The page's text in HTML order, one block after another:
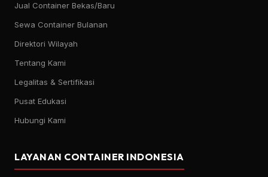
Jual Container Bekas/Baru
Sewa Container Bulanan
Direktori Wilayah
Tentang Kami
Legalitas & Sertifikasi
Pusat Edukasi
Hubungi Kami
LAYANAN CONTAINER INDONESIA